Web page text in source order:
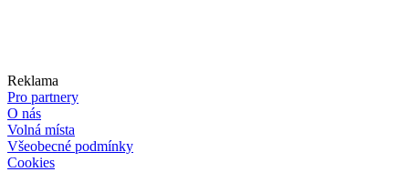
Reklama
Pro partnery
O nás
Volná místa
Všeobecné podmínky
Cookies